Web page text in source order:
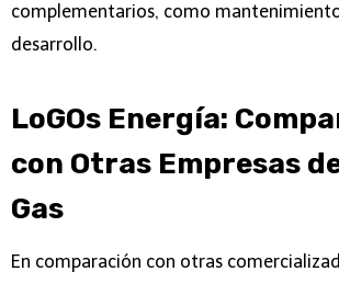
complementarios, como
desarrollo.
LoGOs Energía:
con Otras Empresas
Gas
En comparación con otras